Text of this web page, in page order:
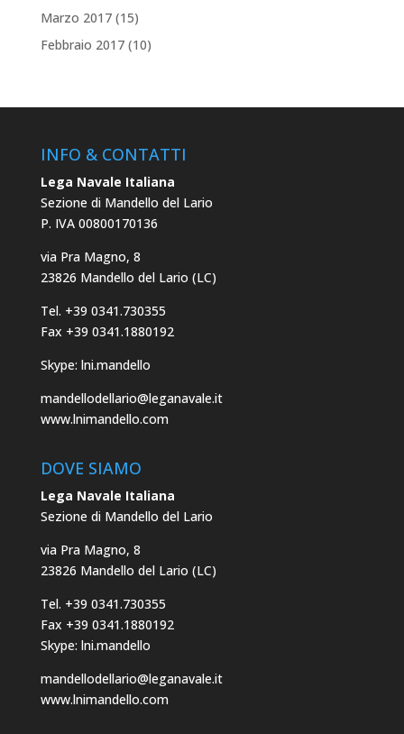
Marzo 2017(15)
Febbraio 2017(10)
INFO & CONTATTI
Lega Navale Italiana
Sezione di Mandello del Lario
P. IVA 00800170136
via Pra Magno, 8
23826 Mandello del Lario (LC)
Tel. +39 0341.730355
Fax +39 0341.1880192
Skype: lni.mandello
mandellodellario@leganavale.it
www.lnimandello.com
DOVE SIAMO
Lega Navale Italiana
Sezione di Mandello del Lario
via Pra Magno, 8
23826 Mandello del Lario (LC)
Tel. +39 0341.730355
Fax +39 0341.1880192
Skype: lni.mandello
mandellodellario@leganavale.it
www.lnimandello.com